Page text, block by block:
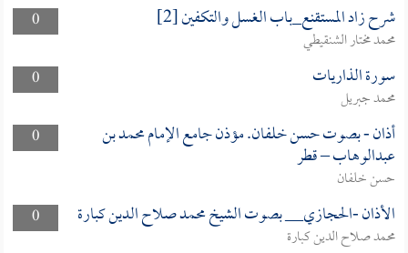
0
شرح زاد المستقنع_باب الغسل والتكفين [2]
محمد مختار الشنقيطي
0
سورة الذاريات
محمد جبريل
0
أذان - بصوت حسن خلفان. مؤذن جامع الإمام محمد بن
عبدالوهاب – قطر
حسن خلفان
0
الأذان -الحجازي__ بصوت الشيخ محمد صلاح الدين كبارة
محمد صلاح الدين كبارة